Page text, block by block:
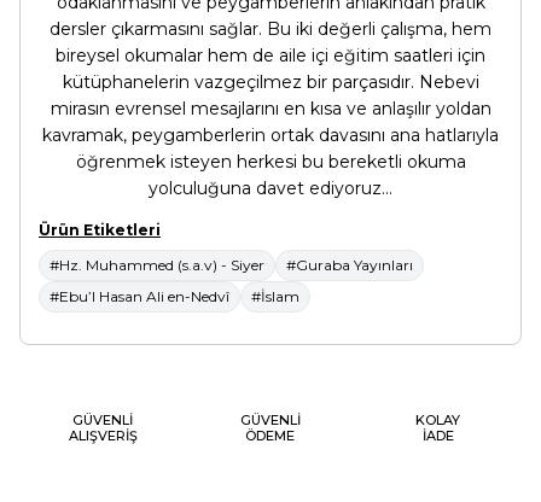
dersler çıkarmasını sağlar. Bu iki değerli çalışma, hem
bireysel okumalar hem de aile içi eğitim saatleri için
kütüphanelerin vazgeçilmez bir parçasıdır. Nebevi
mirasın evrensel mesajlarını en kısa ve anlaşılır yoldan
kavramak, peygamberlerin ortak davasını ana hatlarıyla
öğrenmek isteyen herkesi bu bereketli okuma
yolculuğuna davet ediyoruz...
Ürün Etiketleri
#Hz. Muhammed (s.a.v) - Siyer
#Guraba Yayınları
#Ebu’l Hasan Ali en-Nedvî
#İslam
GÜVENLİ
ALIŞVERİŞ
GÜVENLİ
ÖDEME
KOLAY
İADE